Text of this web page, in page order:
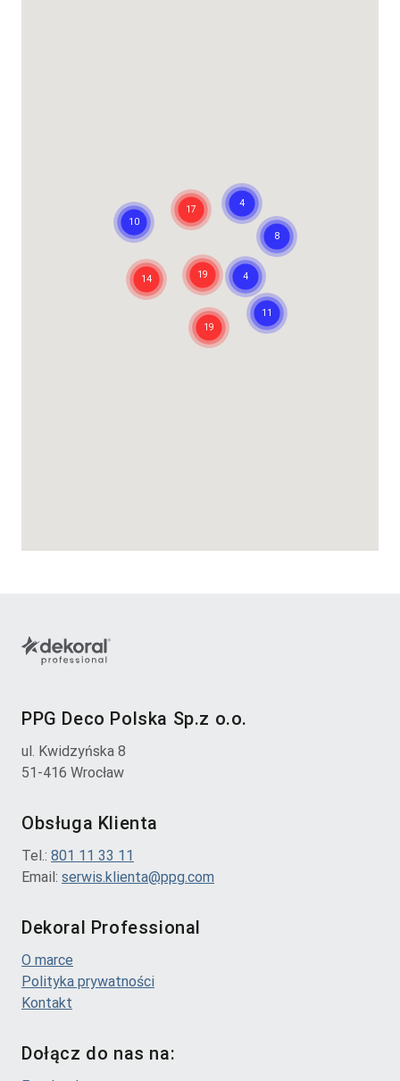
PPG Deco Polska Sp.z o.o.
ul. Kwidzyńska 8
51-416 Wrocław
Obsługa Klienta
Tel.: 801 11 33 11
Email: serwis.klienta@ppg.com
Dekoral Professional
O marce
Polityka prywatności
Kontakt
Dołącz do nas na: